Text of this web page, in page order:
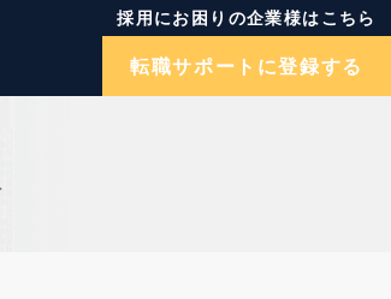
採用にお困りの企業様はこちら
転職サポートに登録する